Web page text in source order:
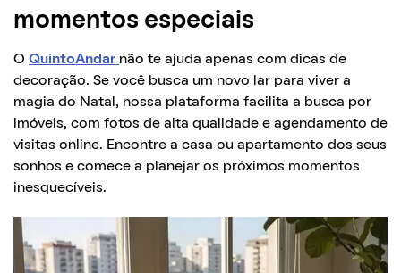
momentos especiais
O QuintoAndar não te ajuda apenas com dicas de
decoração. Se você busca um novo lar para viver a
magia do Natal, nossa plataforma facilita a busca por
imóveis, com fotos de alta qualidade e agendamento de
visitas online. Encontre a casa ou apartamento dos seus
sonhos e comece a planejar os próximos momentos
inesquecíveis.